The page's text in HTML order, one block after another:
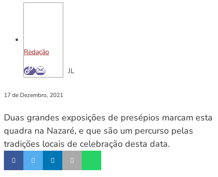
Redação
JL
17 de Dezembro, 2021
Duas grandes exposições de presépios marcam esta
quadra na Nazaré, e que são um percurso pelas
tradições locais de celebração desta data.